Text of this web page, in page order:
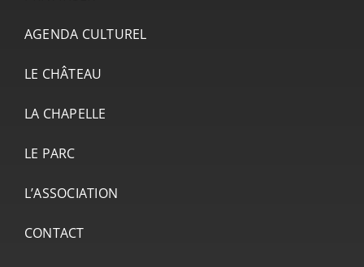
AGENDA CULTUREL
LE CHÂTEAU
LA CHAPELLE
LE PARC
L’ASSOCIATION
CONTACT